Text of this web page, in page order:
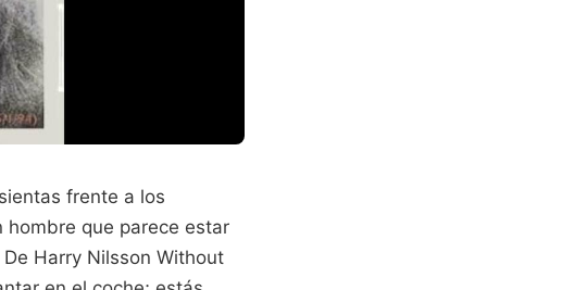
frente a los
hombre que parece estar
Harry Nilsson Without